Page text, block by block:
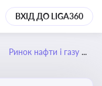
ВХІД ДО LIGA360
Ринок нафти і газу